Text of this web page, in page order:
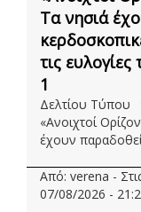
Τα νησιά
τις
1
Δελτίου Τύπου
«Ανοιχτοί
έχουν
Από: verena -
07/08/2026 -